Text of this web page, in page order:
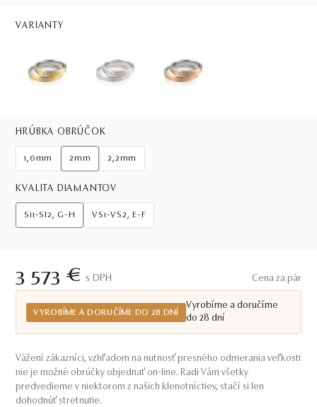
VARIANTY
HRÚBKA OBRÚČOK
1,6mm 2mm 2,2mm
KVALITA DIAMANTOV
Si1-SI2, G-H VS1-VS2, E-F
3 573 € S DPH Cena za pár
VYROBÍME A DORUČÍME DO 28 DNÍ
Vyrobíme a doručíme
do 28 dní
Vážení zákazníci, vzhľadom na nutnosť presného odmerania veľkosti
nie je možné obrúčky objednať on-line. Radi Vám všetky
predvedieme v niektorom z našich klenotníctiev, stačí si len
dohodnúť stretnutie.